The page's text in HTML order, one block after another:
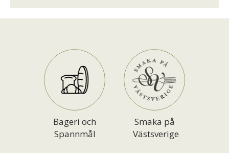
Bageri och
Spannmål
Smaka på
Västsverige